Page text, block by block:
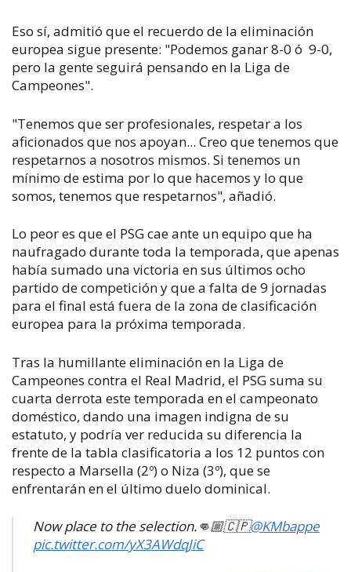
Eso sí, admitió que el recuerdo de la eliminación
europea sigue presente: "Podemos ganar 8-0 ó 9-0,
pero la gente seguirá pensando en la Liga de
Campeones".
"Tenemos que ser profesionales, respetar a los
aficionados que nos apoyan... Creo que tenemos que
respetarnos a nosotros mismos. Si tenemos un
mínimo de estima por lo que hacemos y lo que
somos, tenemos que respetarnos", añadió.
Lo peor es que el PSG cae ante un equipo que ha
naufragado durante toda la temporada, que apenas
había sumado una victoria en sus últimos ocho
partido de competición y que a falta de 9 jornadas
para el final está fuera de la zona de clasificación
europea para la próxima temporada.
Tras la humillante eliminación en la Liga de
Campeones contra el Real Madrid, el PSG suma su
cuarta derrota este temporada en el campeonato
doméstico, dando una imagen indigna de su
estatuto, y podría ver reducida su diferencia la
frente de la tabla clasificatoria a los 12 puntos con
respecto a Marsella (2º) o Niza (3º), que se
enfrentarán en el último duelo dominical.
Now place to the selection.👊🏼🇨🇵@KMbappe
pic.twitter.com/yX3AWdqJiC